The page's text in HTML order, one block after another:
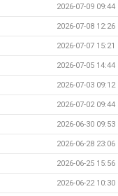
2026-07-09 09:44
2026-07-08 12:26
2026-07-07 15:21
2026-07-05 14:44
2026-07-03 09:12
2026-07-02 09:44
2026-06-30 09:53
2026-06-28 23:06
2026-06-25 15:56
2026-06-22 10:30